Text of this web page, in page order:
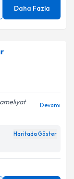
Daha Fazla
Devamı
Haritada Göster